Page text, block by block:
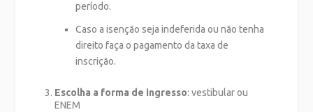
período.
Caso a isenção seja indeferida ou não tenha
direito faça o pagamento da taxa de
inscrição.
Escolha a forma de ingresso: vestibular ou
ENEM